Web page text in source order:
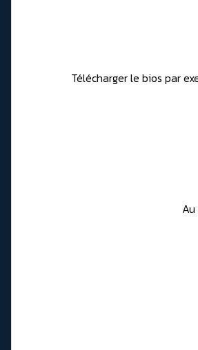
Télécharger le bios par